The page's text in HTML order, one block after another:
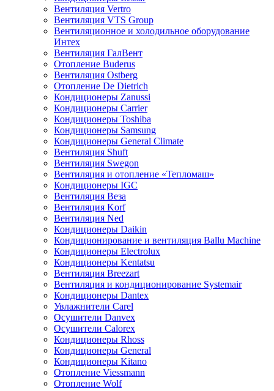
Вентиляция Vertro
Вентиляция VTS Group
Вентиляционное и холодильное оборудование
Интех
Вентиляция ГалВент
Отопление Buderus
Вентиляция Ostberg
Отопление De Dietrich
Кондиционеры Zanussi
Кондиционеры Carrier
Кондиционеры Toshiba
Кондиционеры Samsung
Кондиционеры General Climate
Вентиляция Shuft
Вентиляция Swegon
Вентиляция и отопление «Тепломаш»
Кондиционеры IGC
Вентиляция Веза
Вентиляция Korf
Вентиляция Ned
Кондиционеры Daikin
Кондиционирование и вентиляция Ballu Machine
Кондиционеры Electrolux
Кондиционеры Kentatsu
Вентиляция Breezart
Вентиляция и кондиционирование Systemair
Кондиционеры Dantex
Увлажнители Carel
Осушители Danvex
Осушители Calorex
Кондиционеры Rhoss
Кондиционеры General
Кондиционеры Kitano
Отопление Viessmann
Отопление Wolf